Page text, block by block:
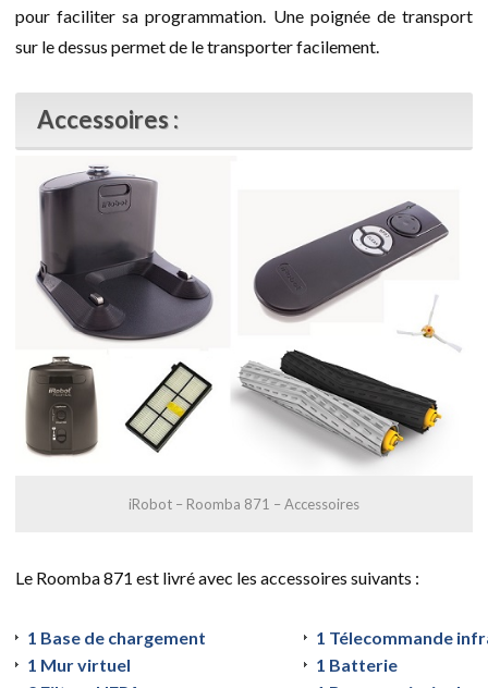
pour faciliter sa programmation. Une poignée de transport
sur le dessus permet de le transporter facilement.
Accessoires :
iRobot – Roomba 871 – Accessoires
Le Roomba 871 est livré avec les accessoires suivants :
1 Base de chargement
1 Télecommande
1 Mur virtuel
1 Batterie